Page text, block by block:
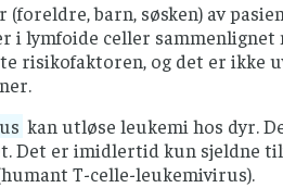
barn, søsken) av
i lymfoide celler
risikofaktoren, og det er ikke
kan utløse leukemi hos dyr.
Det er imidlertid kun sjeldne
T-celle-leukemivirus).